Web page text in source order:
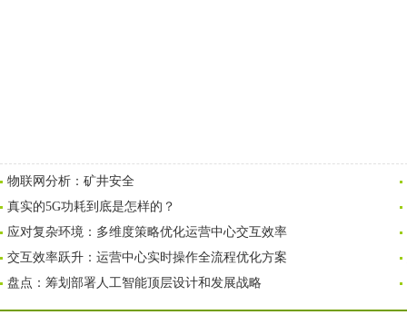
物联网分析：矿井安全
真实的5G功耗到底是怎样的？
应对复杂环境：多维度策略优化运营中心交互效率
交互效率跃升：运营中心实时操作全流程优化方案
盘点：筹划部署人工智能顶层设计和发展战略